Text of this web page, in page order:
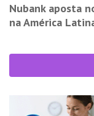
Nubank aposta
na América